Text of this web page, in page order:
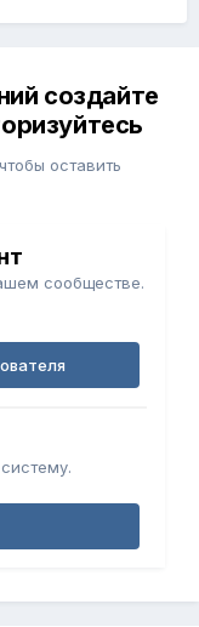
создайте
оставить
сообществе.